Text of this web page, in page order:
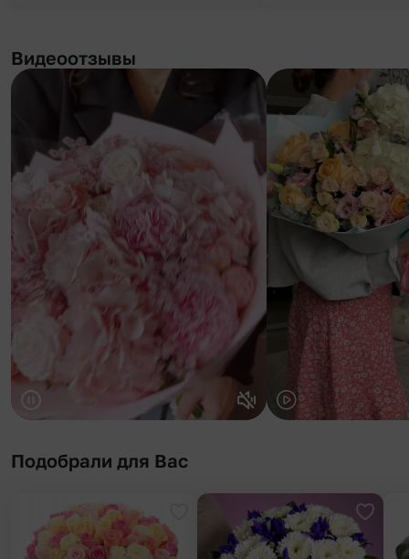
Видеоотзывы
Подобрали для Вас
Добавить в избранное